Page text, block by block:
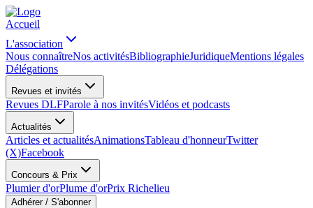
Accueil
L'association
Nous connaîtreNos activitésBibliographieJuridiqueMentions légales
Délégations
Revues et invités
Revues DLFParole à nos invitésVidéos et podcasts
Actualités
Articles et actualitésAnimationsTableau d'honneurTwitter
(X)Facebook
Concours & Prix
Plumier d'orPlume d'orPrix Richelieu
Adhérer / S'abonner